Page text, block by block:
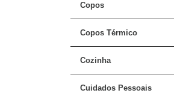
Copos
Copos Térmico
Cozinha
Cuidados Pessoais